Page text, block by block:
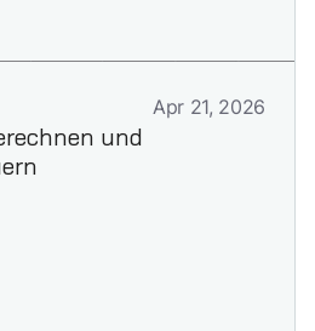
Apr 21, 2026
und